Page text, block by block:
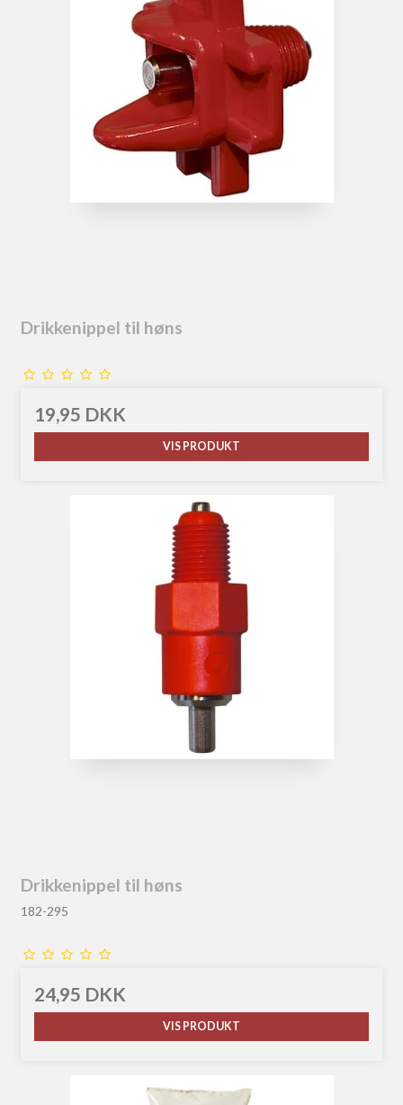
Drikkenippel til høns
19,95 DKK
VIS PRODUKT
Drikkenippel til høns
182-295
24,95 DKK
VIS PRODUKT